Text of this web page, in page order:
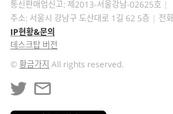
통신판매업신고: 제2013-서울강남-02625호
주소: 서울시 강남구 도산대로 1길 62 5층
전
IP현황&문의
데스크탑 버전
©황금가지 All rights reserved.